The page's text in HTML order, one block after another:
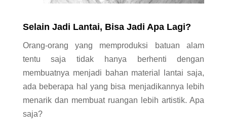
Selain Jadi Lantai, Bisa Jadi Apa Lagi?
Orang-orang yang memproduksi batuan alam
tentu saja tidak hanya berhenti dengan
membuatnya menjadi bahan material lantai saja,
ada beberapa hal yang bisa menjadikannya lebih
menarik dan membuat ruangan lebih artistik. Apa
saja?